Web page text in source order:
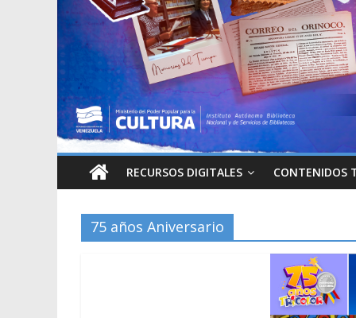
RECURSOS DIGITALES CONTENIDOS
75 años Aniversario